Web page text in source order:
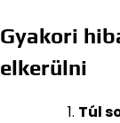
Gyakori
elkerülni
Túl